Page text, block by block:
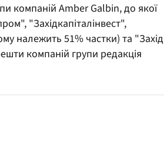
компаній Amber Galbin, до якої
"Західкапіталінвест",
належить 51% частки) та "Захід
компаній групи редакція